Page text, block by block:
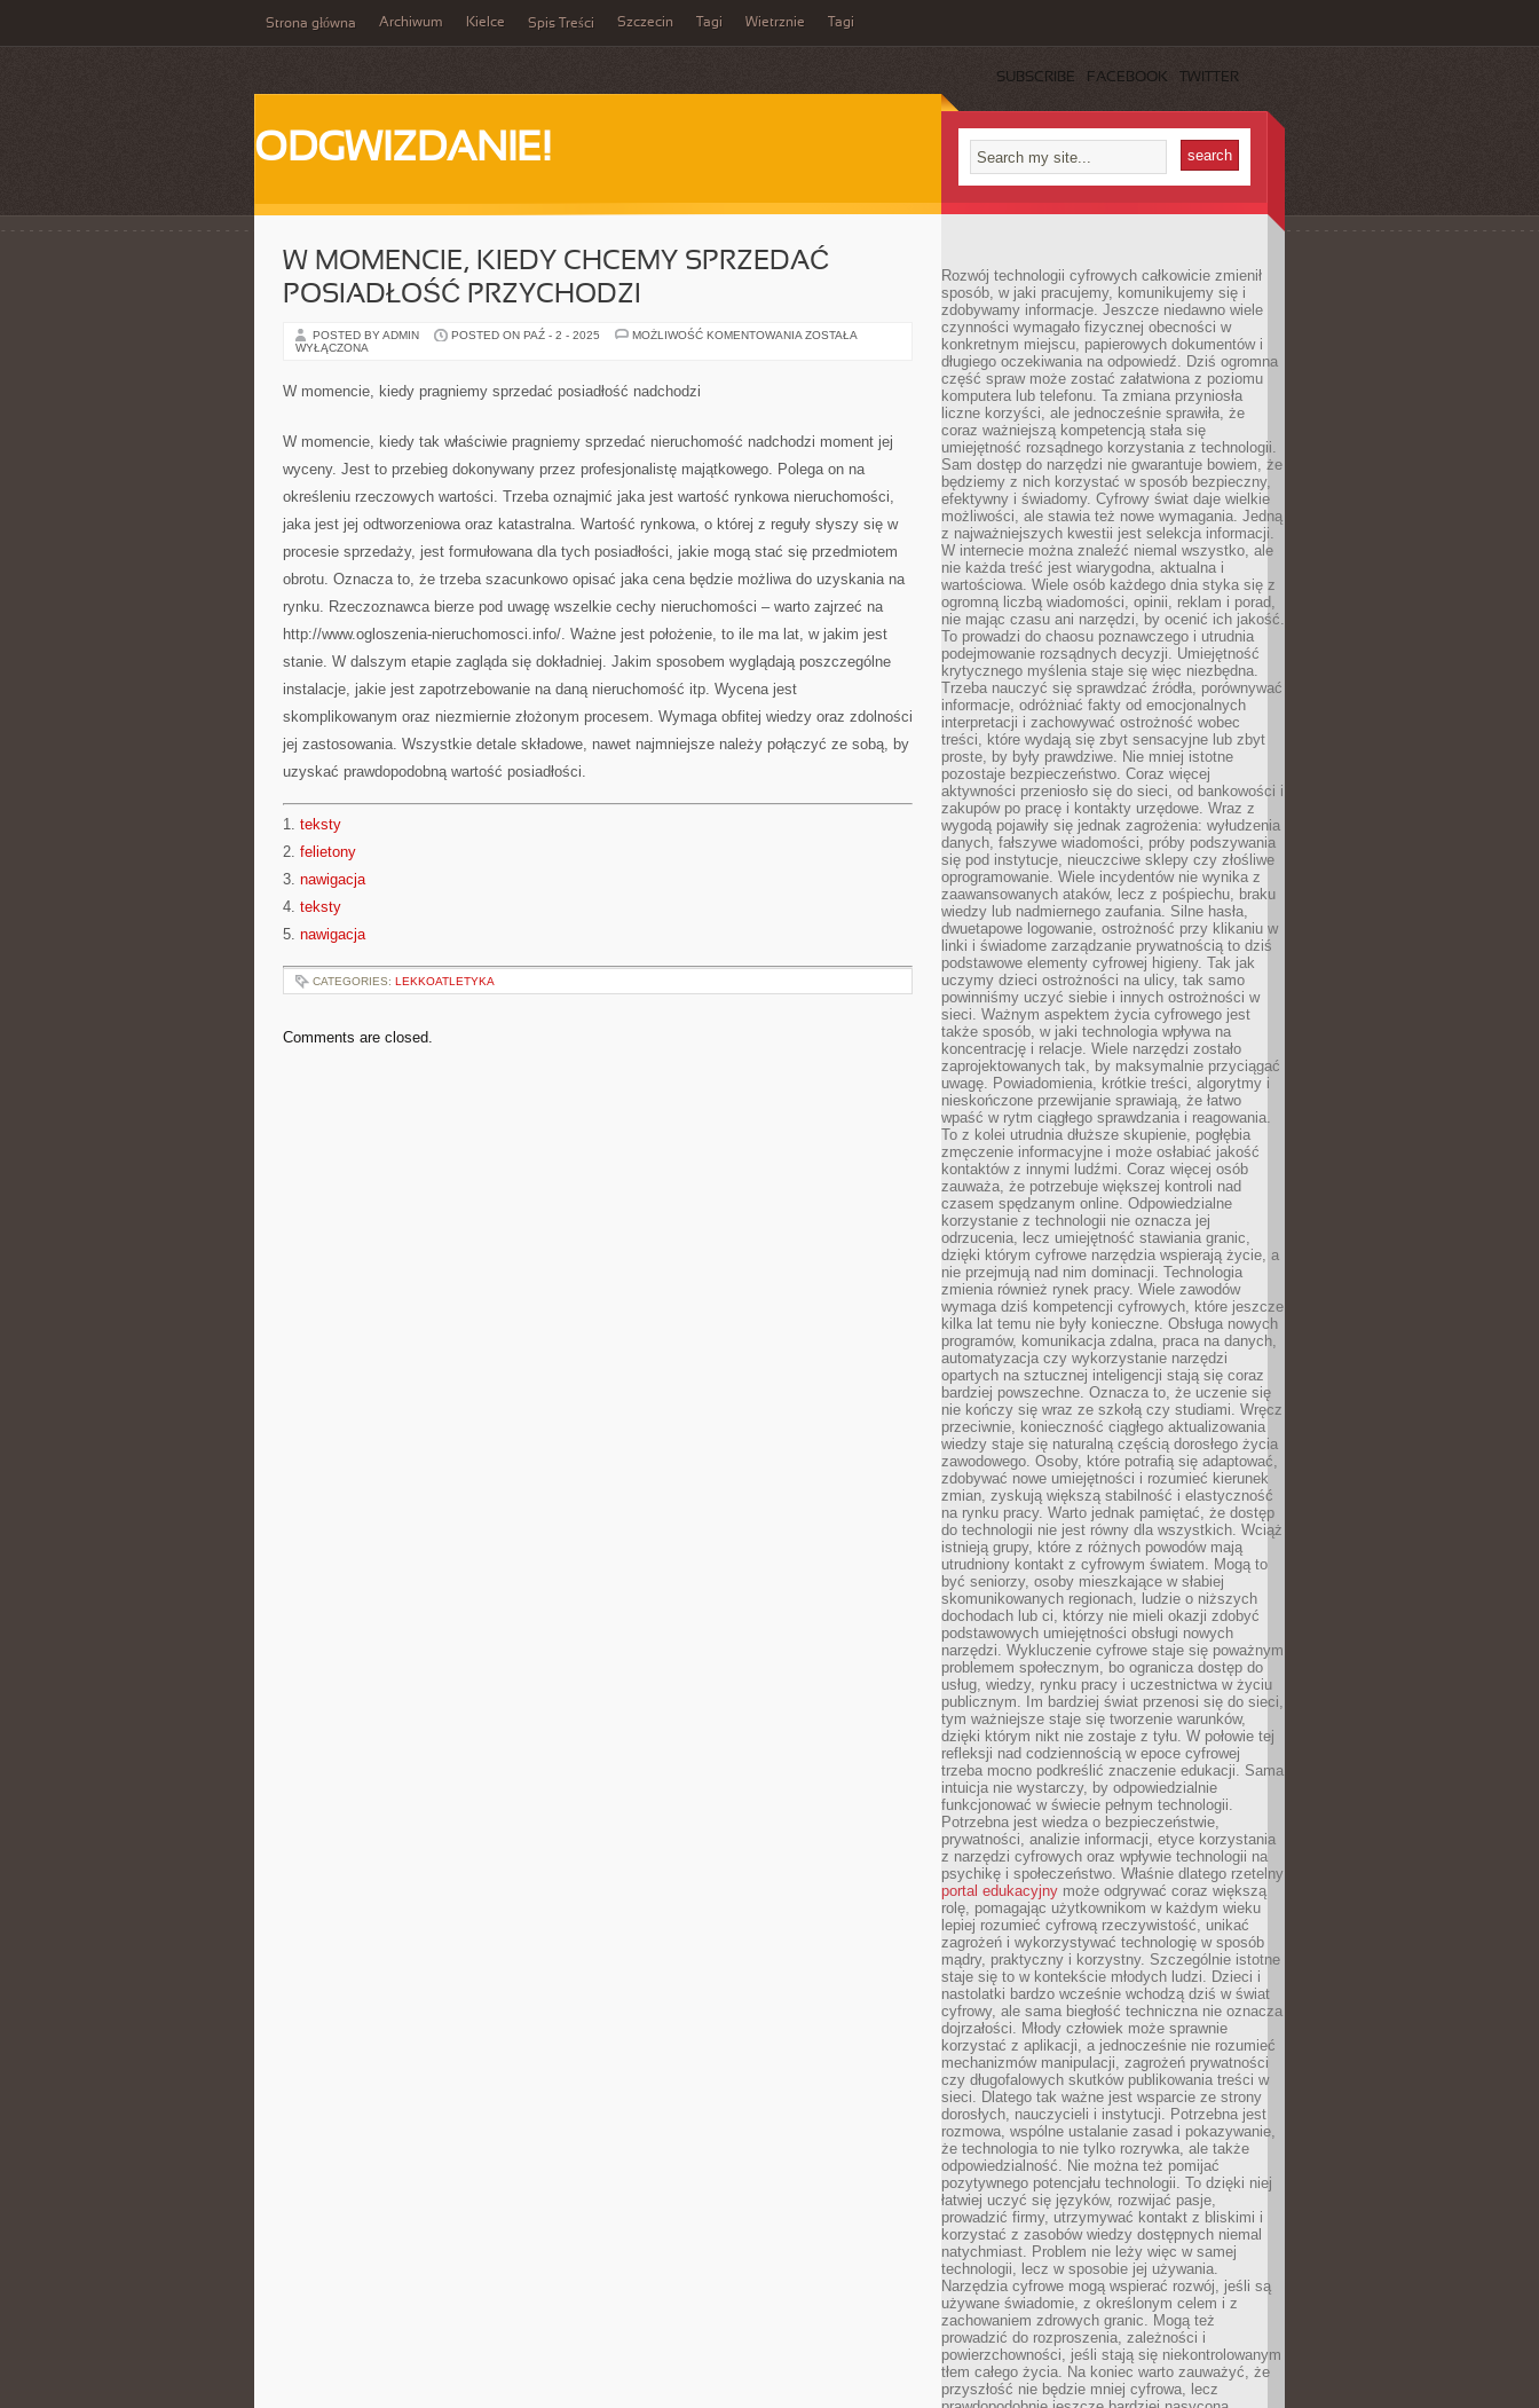
Strona główna Archiwum Kielce Spis Treści Szczecin Tagi Wietrznie Tagi
SUBSCRIBE FACEBOOK TWITTER
ODGWIZDANIE!
W MOMENCIE, KIEDY CHCEMY SPRZEDAĆ
POSIADŁOŚĆ PRZYCHODZI
POSTED BY ADMIN POSTED ON PAŹ - 2 - 2025 MOŻLIWOŚĆ KOMENTOWANIA W
ZOSTAŁA
WYŁĄCZONA
W momencie, kiedy pragniemy sprzedać posiadłość nadchodzi
W momencie, kiedy tak właściwie pragniemy sprzedać nieruchomość nadchodzi moment jej
wyceny. Jest to przebieg dokonywany przez profesjonalistę majątkowego. Polega on na
określeniu rzeczowych wartości. Trzeba oznajmić jaka jest wartość rynkowa nieruchomości,
jaka jest jej odtworzeniowa oraz katastralna. Wartość rynkowa, o której z reguły słyszy się w
procesie sprzedaży, jest formułowana dla tych posiadłości, jakie mogą stać się przedmiotem
obrotu. Oznacza to, że trzeba szacunkowo opisać jaka cena będzie możliwa do uzyskania na
rynku. Rzeczoznawca bierze pod uwagę wszelkie cechy nieruchomości – warto zajrzeć na
http://www.ogloszenia-nieruchomosci.info/. Ważne jest położenie, to ile ma lat, w jakim jest
stanie. W dalszym etapie zagląda się dokładniej. Jakim sposobem wyglądają poszczególne
instalacje, jakie jest zapotrzebowanie na daną nieruchomość itp. Wycena jest
skomplikowanym oraz niezmiernie złożonym procesem. Wymaga obfitej wiedzy oraz zdolności
jej zastosowania. Wszystkie detale składowe, nawet najmniejsze należy połączyć ze sobą, by
uzyskać prawdopodobną wartość posiadłości.
1. teksty
2. felietony
3. nawigacja
4. teksty
5. nawigacja
CATEGORIES: LEKKOATLETYKA
Comments are closed.
Rozwój technologii cyfrowych całkowicie zmienił
sposób, w jaki pracujemy, komunikujemy się i
zdobywamy informacje. Jeszcze niedawno wiele
czynności wymagało fizycznej obecności w
konkretnym miejscu, papierowych dokumentów i
długiego oczekiwania na odpowiedź. Dziś ogromna
część spraw może zostać załatwiona z poziomu
komputera lub telefonu. Ta zmiana przyniosła
liczne korzyści, ale jednocześnie sprawiła, że
coraz ważniejszą kompetencją stała się
umiejętność rozsądnego korzystania z technologii.
Sam dostęp do narzędzi nie gwarantuje bowiem, że
będziemy z nich korzystać w sposób bezpieczny,
efektywny i świadomy. Cyfrowy świat daje wielkie
możliwości, ale stawia też nowe wymagania. Jedną
z najważniejszych kwestii jest selekcja informacji.
W internecie można znaleźć niemal wszystko, ale
nie każda treść jest wiarygodna, aktualna i
wartościowa. Wiele osób każdego dnia styka się z
ogromną liczbą wiadomości, opinii, reklam i porad,
nie mając czasu ani narzędzi, by ocenić ich jakość.
To prowadzi do chaosu poznawczego i utrudnia
podejmowanie rozsądnych decyzji. Umiejętność
krytycznego myślenia staje się więc niezbędna.
Trzeba nauczyć się sprawdzać źródła, porównywać
informacje, odróżniać fakty od emocjonalnych
interpretacji i zachowywać ostrożność wobec
treści, które wydają się zbyt sensacyjne lub zbyt
proste, by były prawdziwe. Nie mniej istotne
pozostaje bezpieczeństwo. Coraz więcej
aktywności przeniosło się do sieci, od bankowości i
zakupów po pracę i kontakty urzędowe. Wraz z
wygodą pojawiły się jednak zagrożenia: wyłudzenia
danych, fałszywe wiadomości, próby podszywania
się pod instytucje, nieuczciwe sklepy czy złośliwe
oprogramowanie. Wiele incydentów nie wynika z
zaawansowanych ataków, lecz z pośpiechu, braku
wiedzy lub nadmiernego zaufania. Silne hasła,
dwuetapowe logowanie, ostrożność przy klikaniu w
linki i świadome zarządzanie prywatnością to dziś
podstawowe elementy cyfrowej higieny. Tak jak
uczymy dzieci ostrożności na ulicy, tak samo
powinniśmy uczyć siebie i innych ostrożności w
sieci. Ważnym aspektem życia cyfrowego jest
także sposób, w jaki technologia wpływa na
koncentrację i relacje. Wiele narzędzi zostało
zaprojektowanych tak, by maksymalnie przyciągać
uwagę. Powiadomienia, krótkie treści, algorytmy i
nieskończone przewijanie sprawiają, że łatwo
wpaść w rytm ciągłego sprawdzania i reagowania.
To z kolei utrudnia dłuższe skupienie, pogłębia
zmęczenie informacyjne i może osłabiać jakość
kontaktów z innymi ludźmi. Coraz więcej osób
zauważa, że potrzebuje większej kontroli nad
czasem spędzanym online. Odpowiedzialne
korzystanie z technologii nie oznacza jej
odrzucenia, lecz umiejętność stawiania granic,
dzięki którym cyfrowe narzędzia wspierają życie, a
nie przejmują nad nim dominacji. Technologia
zmienia również rynek pracy. Wiele zawodów
wymaga dziś kompetencji cyfrowych, które jeszcze
kilka lat temu nie były konieczne. Obsługa nowych
programów, komunikacja zdalna, praca na danych,
automatyzacja czy wykorzystanie narzędzi
opartych na sztucznej inteligencji stają się coraz
bardziej powszechne. Oznacza to, że uczenie się
nie kończy się wraz ze szkołą czy studiami. Wręcz
przeciwnie, konieczność ciągłego aktualizowania
wiedzy staje się naturalną częścią dorosłego życia
zawodowego. Osoby, które potrafią się adaptować,
zdobywać nowe umiejętności i rozumieć kierunek
zmian, zyskują większą stabilność i elastyczność
na rynku pracy. Warto jednak pamiętać, że dostęp
do technologii nie jest równy dla wszystkich. Wciąż
istnieją grupy, które z różnych powodów mają
utrudniony kontakt z cyfrowym światem. Mogą to
być seniorzy, osoby mieszkające w słabiej
skomunikowanych regionach, ludzie o niższych
dochodach lub ci, którzy nie mieli okazji zdobyć
podstawowych umiejętności obsługi nowych
narzędzi. Wykluczenie cyfrowe staje się poważnym
problemem społecznym, bo ogranicza dostęp do
usług, wiedzy, rynku pracy i uczestnictwa w życiu
publicznym. Im bardziej świat przenosi się do sieci,
tym ważniejsze staje się tworzenie warunków,
dzięki którym nikt nie zostaje z tyłu. W połowie tej
refleksji nad codziennością w epoce cyfrowej
trzeba mocno podkreślić znaczenie edukacji. Sama
intuicja nie wystarczy, by odpowiedzialnie
funkcjonować w świecie pełnym technologii.
Potrzebna jest wiedza o bezpieczeństwie,
prywatności, analizie informacji, etyce korzystania
z narzędzi cyfrowych oraz wpływie technologii na
psychikę i społeczeństwo. Właśnie dlatego rzetelny
portal edukacyjny może odgrywać coraz większą
rolę, pomagając użytkownikom w każdym wieku
lepiej rozumieć cyfrową rzeczywistość, unikać
zagrożeń i wykorzystywać technologię w sposób
mądry, praktyczny i korzystny. Szczególnie istotne
staje się to w kontekście młodych ludzi. Dzieci i
nastolatki bardzo wcześnie wchodzą dziś w świat
cyfrowy, ale sama biegłość techniczna nie oznacza
dojrzałości. Młody człowiek może sprawnie
korzystać z aplikacji, a jednocześnie nie rozumieć
mechanizmów manipulacji, zagrożeń prywatności
czy długofalowych skutków publikowania treści w
sieci. Dlatego tak ważne jest wsparcie ze strony
dorosłych, nauczycieli i instytucji. Potrzebna jest
rozmowa, wspólne ustalanie zasad i pokazywanie,
że technologia to nie tylko rozrywka, ale także
odpowiedzialność. Nie można też pomijać
pozytywnego potencjału technologii. To dzięki niej
łatwiej uczyć się języków, rozwijać pasje,
prowadzić firmy, utrzymywać kontakt z bliskimi i
korzystać z zasobów wiedzy dostępnych niemal
natychmiast. Problem nie leży więc w samej
technologii, lecz w sposobie jej używania.
Narzędzia cyfrowe mogą wspierać rozwój, jeśli są
używane świadomie, z określonym celem i z
zachowaniem zdrowych granic. Mogą też
prowadzić do rozproszenia, zależności i
powierzchowności, jeśli stają się niekontrolowanym
tłem całego życia. Na koniec warto zauważyć, że
przyszłość nie będzie mniej cyfrowa, lecz